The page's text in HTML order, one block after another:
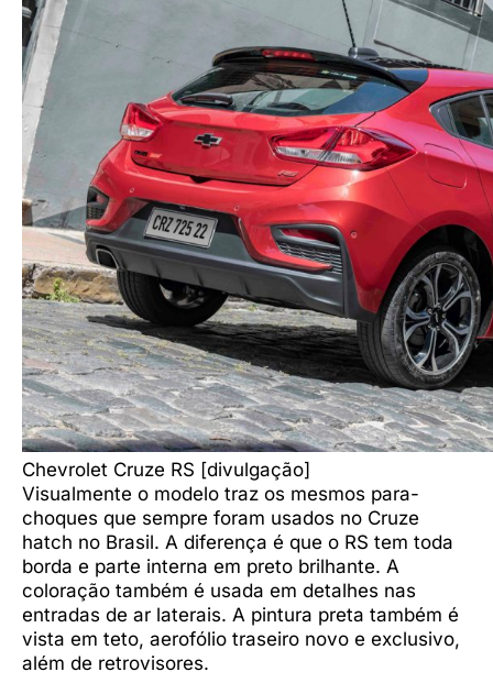
Chevrolet Cruze RS [divulgação]
Visualmente o modelo traz os mesmos para-
choques que sempre foram usados no Cruze
hatch no Brasil. A diferença é que o RS tem toda
borda e parte interna em preto brilhante. A
coloração também é usada em detalhes nas
entradas de ar laterais. A pintura preta também é
vista em teto, aerofólio traseiro novo e exclusivo,
além de retrovisores.